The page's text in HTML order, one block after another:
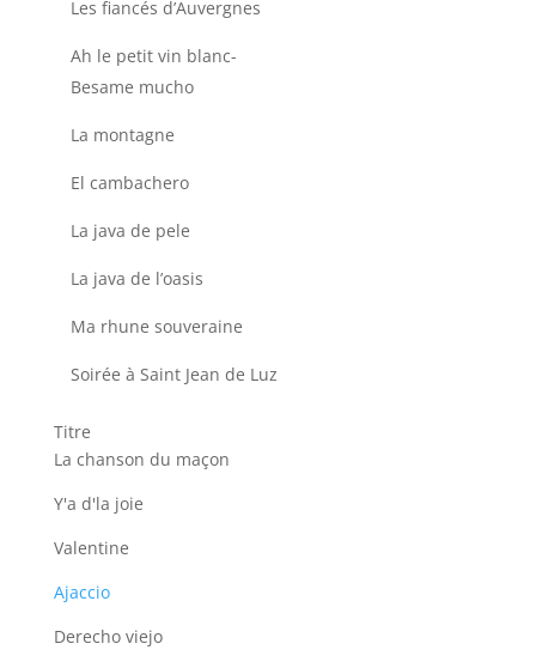
Les fiancés d’Auvergnes
Ah le petit vin blanc-
Besame mucho
La montagne
El cambachero
La java de pele
La java de l’oasis
Ma rhune souveraine
Soirée à Saint Jean de Luz
Titre
La chanson du maçon
Y'a d'la joie
Valentine
Ajaccio
Derecho viejo